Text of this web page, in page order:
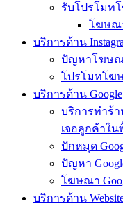
รับโปรโมท
โฆษณ
บริการด้าน
ปัญหาโฆษณ
โปรโมทโฆษ
บริการด้าน Google
บริการทำร้
เจอลูกค้าใ
ปักหมุด
ปัญหา
โฆษณา
บริการด้าน